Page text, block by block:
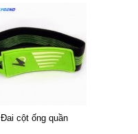
Đai cột ống quần